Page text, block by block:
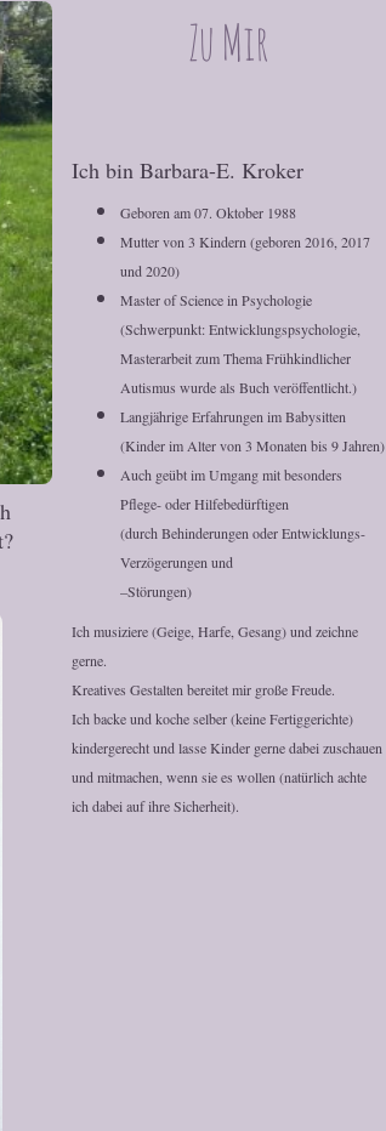
Zu Mir
Ich bin Barbara-E. Kroker
Geboren am 07. Oktober 1988
Mutter von 3 Kindern (geboren 2016, 2017
und 2020)
Master of Science in Psychologie
(Schwerpunkt: Entwicklungspsychologie,
Masterarbeit zum Thema Frühkindlicher
Autismus wurde als Buch veröffentlicht.)
Langjährige Erfahrungen im Babysitten
(Kinder im Alter von 3 Monaten bis 9 Jahren)
Auch geübt im Umgang mit besonders
Pflege- oder Hilfebedürftigen
(durch Behinderungen oder Entwicklungs-
Verzögerungen und
–Störungen)
Ich musiziere (Geige, Harfe, Gesang) und zeichne
gerne.
Kreatives Gestalten bereitet mir große Freude.
Ich backe und koche selber (keine Fertiggerichte)
kindergerecht und lasse Kinder gerne dabei zuschauen
und mitmachen, wenn sie es wollen (natürlich achte
ich dabei auf ihre Sicherheit).